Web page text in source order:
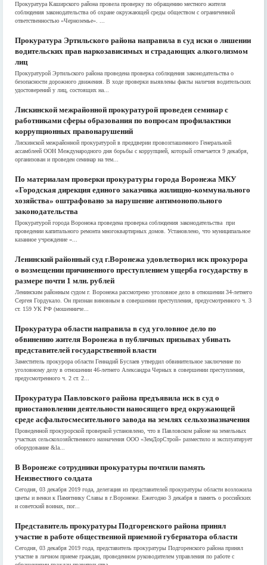
Прокуратура Каширского района провела проверку по обращению местного жителя
соблюдения законодательства об охране окружающей среды обществом с ограниченной
ответственностью «Черноземье». ...
Прокуратура Эртильского района направила в суд иски о лишении
водительских прав наркозависимых и страдающих алкоголизмом
лиц
Прокуратурой Эртильского района проведена проверка соблюдения законодательства о
безопасности дорожного движения. В ходе проверки выявлены факты наличия водительских
удостоверений у лиц, состоящих на...
Лискинской межрайонной прокуратурой проведен семинар с
работниками сферы образования по вопросам профилактики
коррупционных правонарушений
Лискинской межрайонной прокуратурой в преддверии провозглашенного Генеральной
ассамблеей ООН Международного дня борьбы с коррупцией, который отмечается 9 декабря,
организован и проведен семинар на тем...
По материалам проверки прокуратуры города Воронежа МКУ
«Городская дирекция единого заказчика жилищно-коммунального
хозяйства» оштрафовано за нарушение антимонопольного
законодательства
Прокуратурой города Воронежа проведена проверка соблюдения законодательства при
проведении капитального ремонта многоквартирных домов. Установлено, что муниципальное
казанное учреждение «...
Ленинский районный суд г.Воронежа удовлетворил иск прокурора
о возмещении причиненного преступлением ущерба государству в
размере почти 1 млн. рублей
Ленинским районным судом г. Воронежа рассмотрено уголовное дело в отношении 34-летнего
Сергея Гордукало. Он признан виновным в совершении преступления, предусмотренного ч. 3
ст. 159 УК РФ (мошенниче...
Прокуратура области направила в суд уголовное дело по
обвинению жителя Воронежа в публичных призывах убивать
представителей государственной власти
Заместитель прокурора области Геннадий Буслаев утвердил обвинительное заключение по
уголовному делу в отношении 46-летнего Александра Черных в совершении преступления,
предусмотренного ч. 2 ст. 2...
Прокуратура Павловского района предъявила иск в суд о
приостановлении деятельности наносящего вред окружающей
среде асфальтосмесительного завода на землях сельхозназначения
Проведенной прокурорской проверкой установлено, что в Павловском районе на земельных
участках сельскохозяйственного назначения ООО «ЗемДорСтрой» разместило и эксплуатирует
оборудование &la...
В Воронеже сотрудники прокуратуры почтили память
Неизвестного солдата
Сегодня, 03 декабря 2019 года, делегация из представителей прокуратуры области возложила
цветы и венки к Памятнику Славы в г.Воронеже. Ежегодно 3 декабря в память о российских
и советский воинах, пог...
Представитель прокуратуры Подгоренского района принял
участие в работе общественной приемной губернатора области
Сегодня, 03 декабря 2019 года, представитель прокуратуры Подгоренского района принял
участие в личном приеме граждан, проведенном руководителем управления по работе с